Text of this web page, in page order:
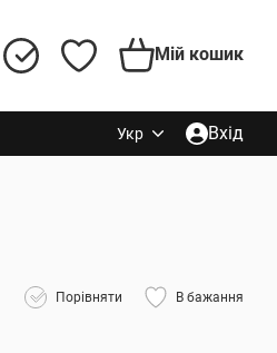
Мій кошик
Укр Вхід
Порівняти В бажання